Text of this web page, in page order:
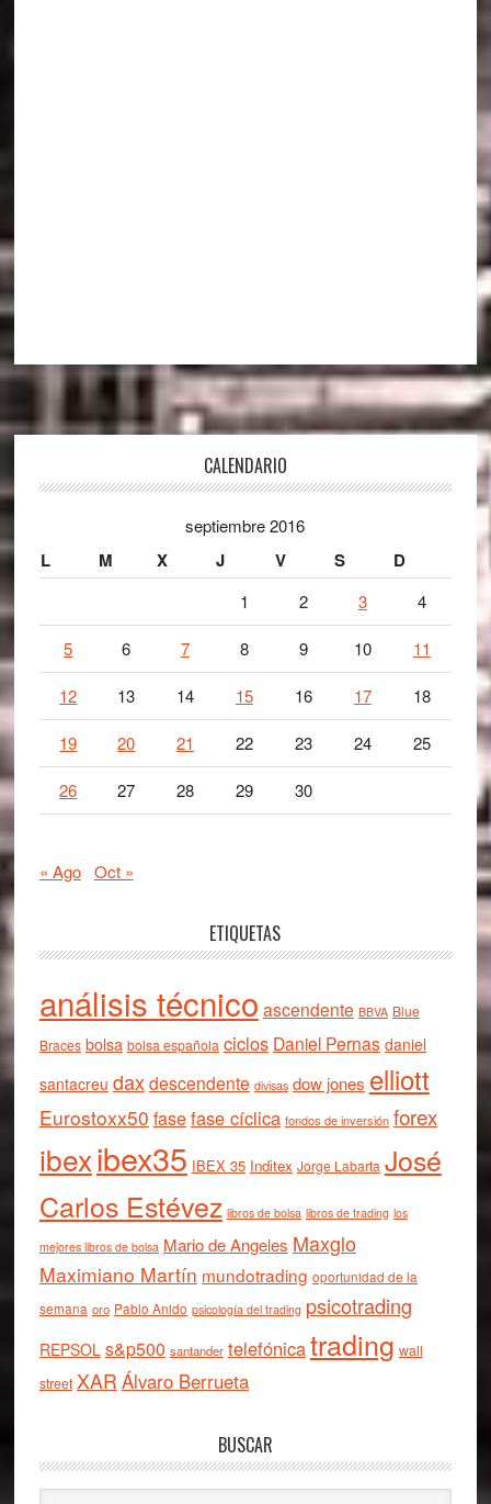
CALENDARIO
septiembre 2016
L M X J V S D
1 2 3 4
5 6 7 8 9 10 11
12 13 14 15 16 17 18
19 20 21 22 23 24 25
26 27 28 29 30
« Ago Oct »
ETIQUETAS
análisis técnico ascendente BBVA Blue
Braces bolsa bolsa española ciclos Daniel Pernas daniel
santacreu daxdescendente divisas dow jones elliott
Eurostoxx50 fasefase cíclica fondos de inversión forex
ibexibex35 IBEX 35 Inditex Jorge Labarta José
Carlos Estévez libros de bolsa libros de trading los
mejores libros de bolsa Mario de Angeles Maxglo
Maximiano Martín mundotrading oportunidad de la
semana oro Pablo Anido psicología del trading psicotrading
REPSOL s&p500 santander telefónicatrading wall
street XAR Álvaro Berrueta
BUSCAR